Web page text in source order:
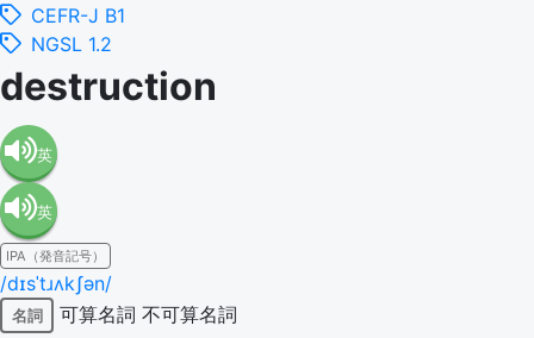
CEFR-J B1
NGSL 1.2
destruction
英
語（米
国）
英
語（イ
IPA（発音記号）
/dɪsˈtɹʌkʃən/
名詞 可算名詞 不可算名詞